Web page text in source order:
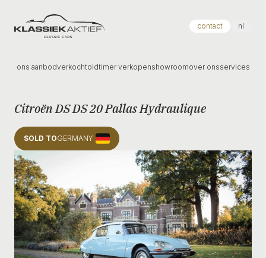
Klassiek Aktief contact nl
ons aanbodverkochtoldtimer verkopenshowroomover onsservices
Citroën DS DS 20 Pallas Hydraulique
SOLD TOGERMANY